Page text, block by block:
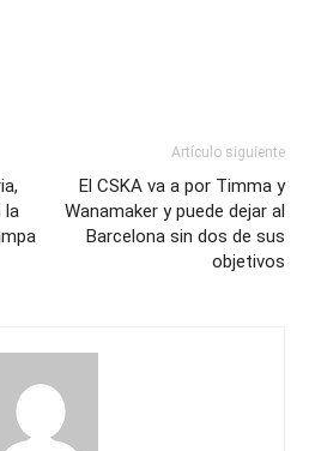
la
Artículo siguiente
El CSKA va a por Timma y
Wanamaker y puede dejar al
Barcelona sin dos de sus
objetivos